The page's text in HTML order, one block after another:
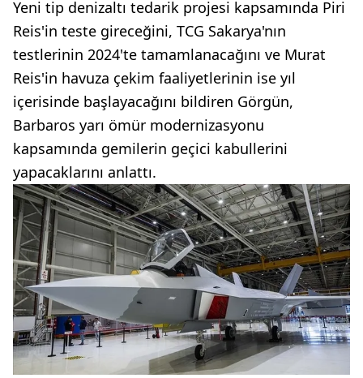
Yeni tip denizaltı tedarik projesi kapsamında Piri
Reis'in teste gireceğini, TCG Sakarya'nın
testlerinin 2024'te tamamlanacağını ve Murat
Reis'in havuza çekim faaliyetlerinin ise yıl
içerisinde başlayacağını bildiren Görgün,
Barbaros yarı ömür modernizasyonu
kapsamında gemilerin geçici kabullerini
yapacaklarını anlattı.